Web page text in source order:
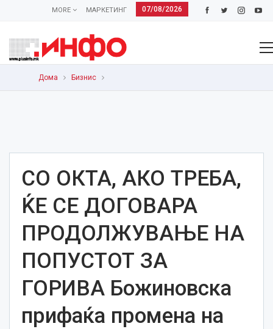
07/08/2026
МАРКЕТИНГ
MORE
Дома Бизнис
СО ОКТА, АКО ТРЕБА,
ЌЕ СЕ ДОГОВАРА
ПРОДОЛЖУВАЊЕ НА
ПОПУСТОТ ЗА
ГОРИВА Божиновска
прифаќа промена на